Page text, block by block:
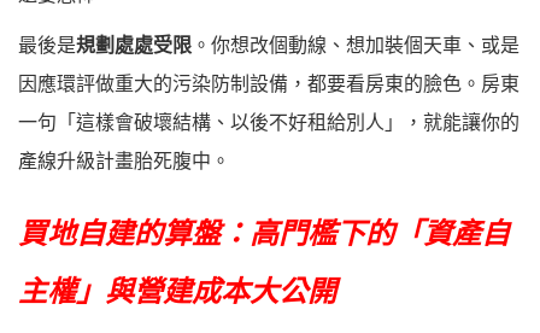
最後是規劃處處受限 。你想改個動線、想加裝個天車、或是
因應環評做重大的污染防制設備，都要看房東的臉色。房東
一句「這樣會破壞結構、以後不好租給別人」，就能讓你的
產線升級計畫胎死腹中。
買地自建的算盤：高門檻下的「資產自
主權」與營建成本大公開